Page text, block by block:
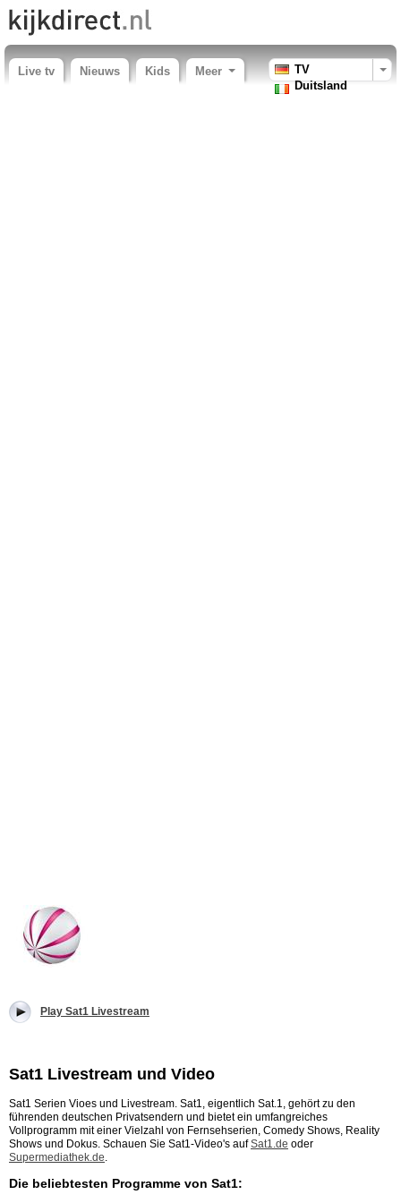
Live tv Nieuws Kids Meer
TV
Duitsland
Play Sat1 Livestream
Sat1 Livestream und Video
Sat1 Serien Vioes und Livestream. Sat1, eigentlich Sat.1, gehört zu den
führenden deutschen Privatsendern und bietet ein umfangreiches
Vollprogramm mit einer Vielzahl von Fernsehserien, Comedy Shows, Reality
Shows und Dokus. Schauen Sie Sat1-Video's aufSat1.de oder
Supermediathek.de.
Die beliebtesten Programme von Sat1: